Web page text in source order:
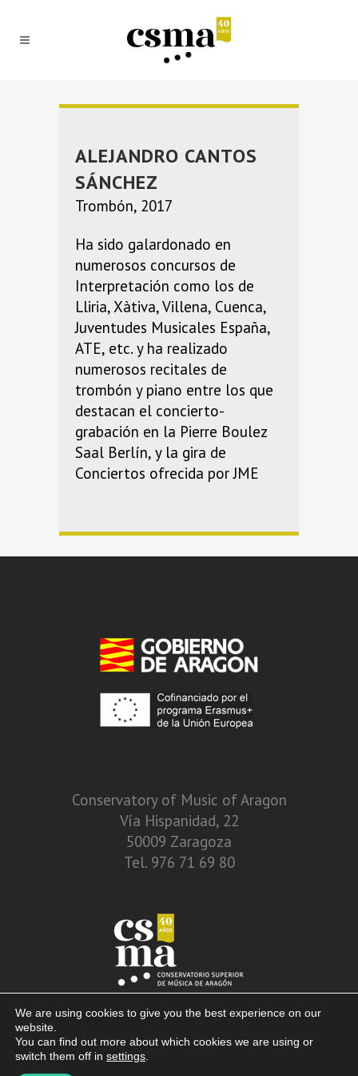
ALEJANDRO CANTOS
SÁNCHEZ
Trombón, 2017
Ha sido galardonado en
numerosos concursos de
Interpretación como los de
Lliria, Xàtiva, Villena, Cuenca,
Juventudes Musicales España,
ATE, etc. y ha realizado
numerosos recitales de
trombón y piano entre los que
destacan el concierto-
grabación en la Pierre Boulez
Saal Berlín, y la gira de
Conciertos ofrecida por JME
Conservatory of Music of Aragon
Vía Hispanidad, 22
50009 Zaragoza
Tel. 976 71 69 80
We are using cookies to give you the best experience on our
website.
You can find out more about which cookies we are using or
switch them off in settings